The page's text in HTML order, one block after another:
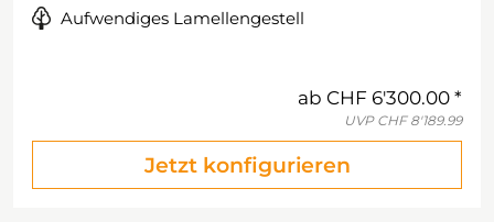
Aufwendiges Lamellengestell
ab CHF 6'300.00
UVP CHF 8'189.99
Jetzt konfigurieren